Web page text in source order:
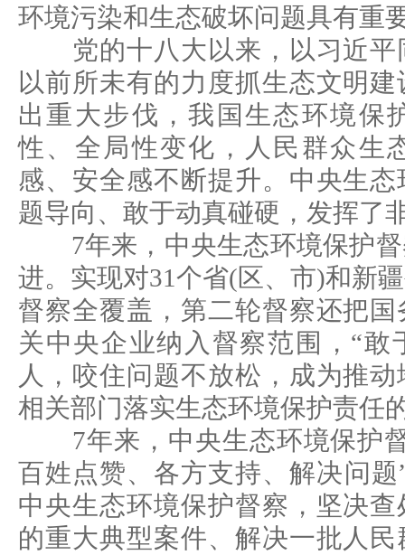
环境污染和生态破坏问题具有重
党的十八大以来，以习近平
以前所未有的力度抓生态文明
出重大步伐，我国生态环境保
性、全局性变化，人民群众生
感、安全感不断提升。中央生
题导向、敢于动真碰硬，发挥了
7年来，中央生态环境保护督
进。实现对31个省(区、市)和新
督察全覆盖，第二轮督察还把
关中央企业纳入督察范围，“敢
人，咬住问题不放松，成为推
相关部门落实生态环境保护责任
7年来，中央生态环境保护督
百姓点赞、各方支持、解决问
中央生态环境保护督察，坚决
的重大典型案件、解决一批人